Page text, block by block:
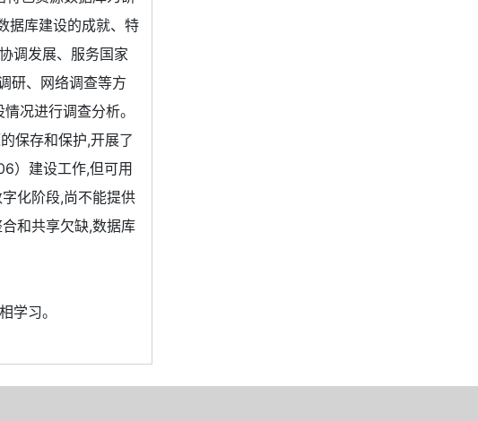
据库建设的成就、特
调发展、服务国家
研、网络调查等方
况进行调查分析。
保存和保护,开展了
）建设工作,但可用
化阶段,尚不能提供
和共享欠缺,数据库
学习。